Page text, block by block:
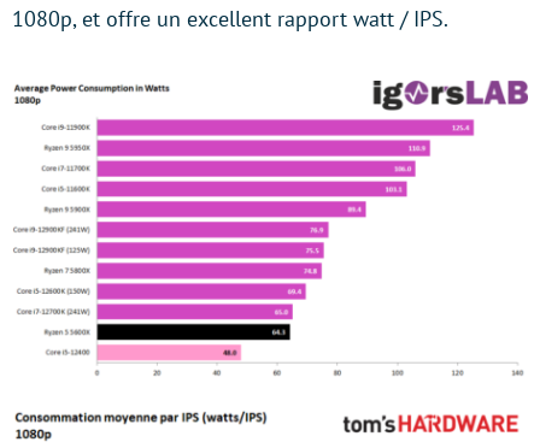
1080p, et offre un excellent rapport watt / IPS.